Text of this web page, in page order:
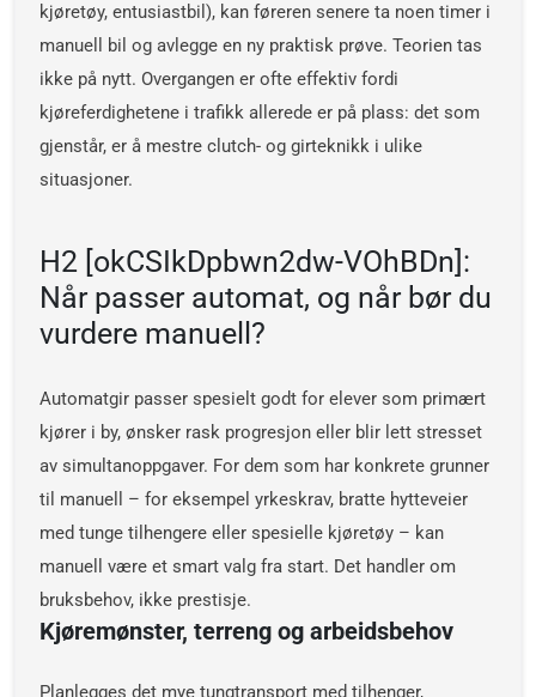
kjøretøy, entusiastbil), kan føreren senere ta noen timer i
manuell bil og avlegge en ny praktisk prøve. Teorien tas
ikke på nytt. Overgangen er ofte effektiv fordi
kjøreferdighetene i trafikk allerede er på plass: det som
gjenstår, er å mestre clutch- og girteknikk i ulike
situasjoner.
H2 [okCSIkDpbwn2dw-VOhBDn]:
Når passer automat, og når bør du
vurdere manuell?
Automatgir passer spesielt godt for elever som primært
kjører i by, ønsker rask progresjon eller blir lett stresset
av simultanoppgaver. For dem som har konkrete grunner
til manuell – for eksempel yrkeskrav, bratte hytteveier
med tunge tilhengere eller spesielle kjøretøy – kan
manuell være et smart valg fra start. Det handler om
bruksbehov, ikke prestisje.
Kjøremønster, terreng og arbeidsbehov
Planlegges det mye tungtransport med tilhenger,